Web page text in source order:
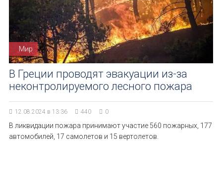
Мир
В Греции проводят эвакуации из-за
неконтролируемого лесного пожара
12.08.2024 в 13:36 440 0
В ликвидации пожара принимают участие 560 пожарных, 177
автомобилей, 17 самолетов и 15 вертолетов.